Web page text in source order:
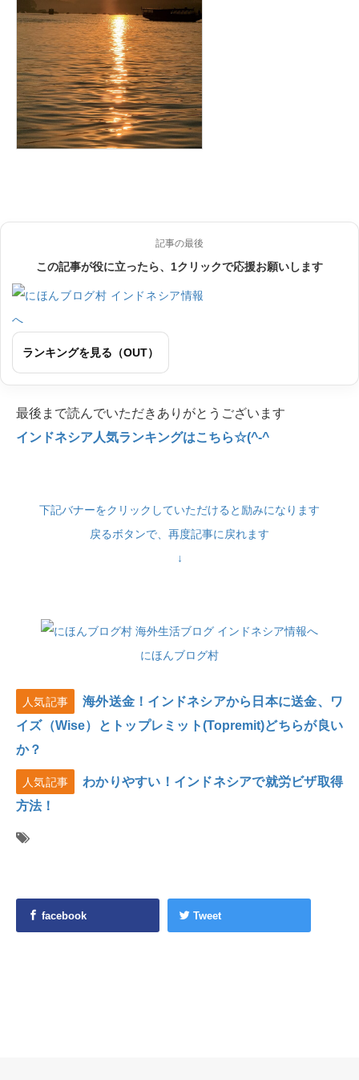
記事の最後
この記事が役に立ったら、1クリックで応援お願いします
ランキングを見る（OUT）
最後まで読んでいただきありがとうございます
インドネシア人気ランキングはこちら☆(^-^
下記バナーをクリックしていただけると励みになります
戻るボタンで、再度記事に戻れます
↓
にほんブログ村
人気記事
海外送金！インドネシアから日本に送金、ワ
イズ（Wise）とトップレミット(Topremit)どちらが良い
か？
人気記事
わかりやすい！インドネシアで就労ビザ取得
方法！
facebook Tweet